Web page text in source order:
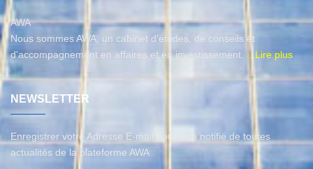
AWA
Nous sommes AWA, un cabinet d’études, de conseils et
d'accompagnement en affaires et en investissement.
...Lire plus
NEWSLETTER
Enregistrer votre Adresse E-mail pour être notifié de toutes
actualités de la plateforme AWA